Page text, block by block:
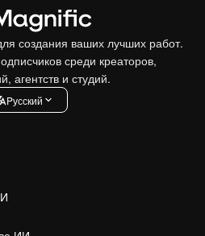
создания ваших лучших работ.
среди креаторов,
агентств и студий.
Pусский